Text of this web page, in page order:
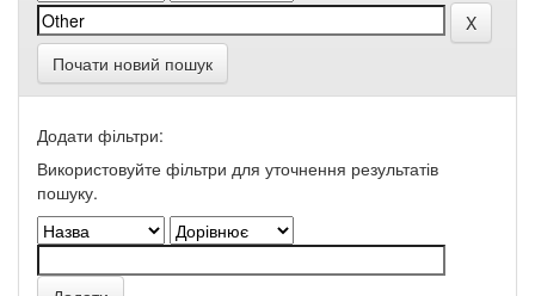
Почати новий пошук
Додати фільтри:
Використовуйте фільтри для уточнення результатів
пошуку.